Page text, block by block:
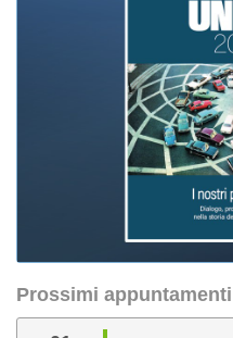
Prossimi appuntamenti